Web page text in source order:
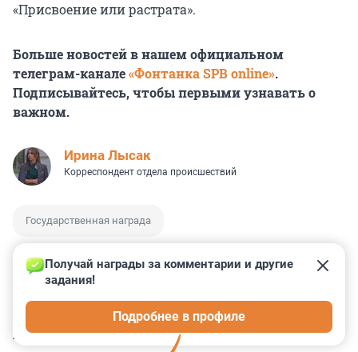
«Присвоение или растрата».
Больше новостей в нашем официальном
телеграм-канале«Фонтанка SPB online».
Подписывайтесь, чтобы первыми узнавать о
важном.
Ирина Лысак
Корреспондент отдела происшествий
Государственная награда
КОММЕНТАРИИ 6
Получай награды за комментарии и другие
задания!
Подробнее в профиле